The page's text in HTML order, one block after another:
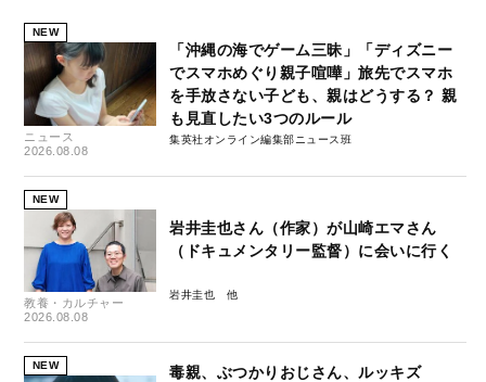
NEW
ニュース
2026.08.08
「沖縄の海でゲーム三昧」「ディズニー
でスマホめぐり親子喧嘩」旅先でスマホ
を手放さない子ども、親はどうする？ 親
も見直したい3つのルール
集英社オンライン編集部ニュース班
NEW
教養・カルチャー
2026.08.08
岩井圭也さん（作家）が山崎エマさん
（ドキュメンタリー監督）に会いに行く
岩井圭也
NEW
毒親、ぶつかりおじさん、ルッキズ